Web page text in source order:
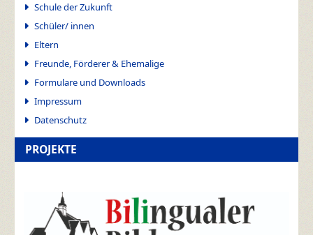
Schule der Zukunft
Schüler/ innen
Eltern
Freunde, Förderer & Ehemalige
Formulare und Downloads
Impressum
Datenschutz
PROJEKTE